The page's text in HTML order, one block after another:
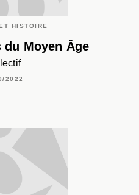
HISTOIRE
du Moyen Âge
2022